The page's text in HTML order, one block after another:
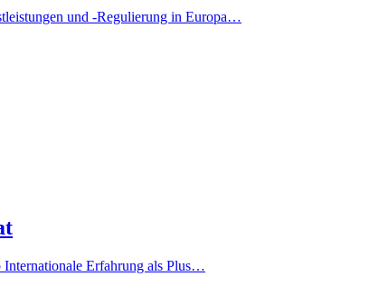
und -Regulierung in Europa…
Internationale Erfahrung als Plus…